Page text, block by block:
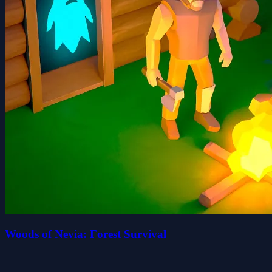
Woods of Nevia: Forest Survival